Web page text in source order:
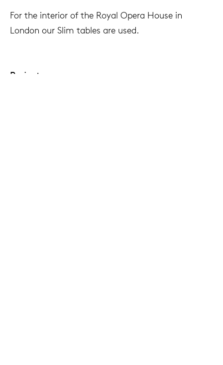
For the interior of the Royal Opera House in
London our Slim tables are used.
Project